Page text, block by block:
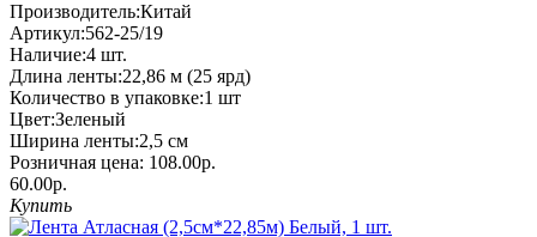
Производитель:Китай
Артикул:562-25/19
Наличие:4 шт.
Длина ленты:22,86 м (25 ярд)
Количество в упаковке:1 шт
Цвет:Зеленый
Ширина ленты:2,5 см
Розничная цена: 108.00р.
60.00р.
Купить